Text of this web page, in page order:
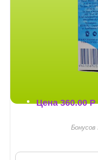
Цена360.00 Р
Бонусов